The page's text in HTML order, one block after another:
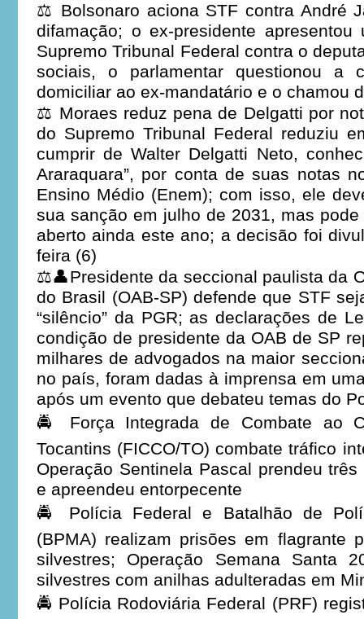
⚖️ Bolsonaro aciona STF contra André
difamação; o ex-presidente apresentou
Supremo Tribunal Federal contra o
sociais, o parlamentar questionou a
domiciliar ao ex-mandatário e o chamou
⚖️ Moraes reduz pena de Delgatti por
do Supremo Tribunal Federal reduziu
cumprir de Walter Delgatti Neto,
Araraquara”, por conta de suas notas
Ensino Médio (Enem); com isso, ele
sua sanção em julho de 2031, mas
aberto ainda este ano; a decisão foi
feira (6)
⚖️👤Presidente da seccional paulista da
do Brasil (OAB-SP) defende que STF
“silêncio” da PGR; as declarações de
condição de presidente da OAB de SP
milhares de advogados na maior
no país, foram dadas à imprensa em
após um evento que debateu temas do
🚔 Força Integrada de Combate ao
Tocantins (FICCO/TO) combate tráfico
Operação Sentinela Pascal prendeu
e apreendeu entorpecente
🚔 Polícia Federal e Batalhão de
(BPMA) realizam prisões em flagrante
silvestres; Operação Semana Santa
silvestres com anilhas adulteradas em
🚔 Polícia Rodoviária Federal (PRF)